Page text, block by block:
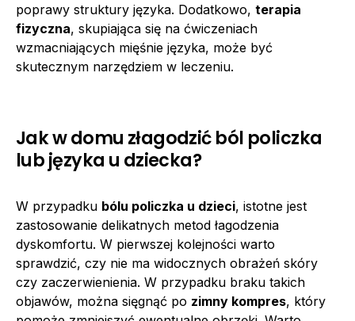
poprawy struktury języka. Dodatkowo, terapia
fizyczna, skupiająca się na ćwiczeniach
wzmacniających mięśnie języka, może być
skutecznym narzędziem w leczeniu.
Jak w domu złagodzić ból policzka
lub języka u dziecka?
W przypadku bólu policzka u dzieci, istotne jest
zastosowanie delikatnych metod łagodzenia
dyskomfortu. W pierwszej kolejności warto
sprawdzić, czy nie ma widocznych obrażeń skóry
czy zaczerwienienia. W przypadku braku takich
objawów, można sięgnąć po zimny kompres, który